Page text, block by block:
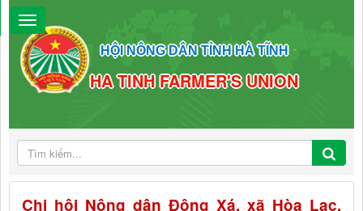
HỘI NÔNG DÂN TỈNH HÀ TĨNH
HA TINH FARMER'S UNION
Chi hội Nông dân Đông Xá, xã Hòa Lạc,